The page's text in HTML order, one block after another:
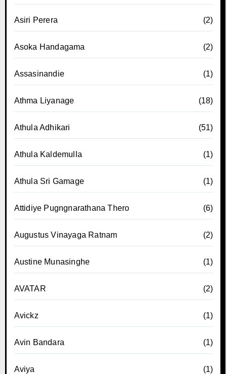
Asiri Perera (2)
Asoka Handagama (2)
Assasinandie (1)
Athma Liyanage (18)
Athula Adhikari (51)
Athula Kaldemulla (1)
Athula Sri Gamage (1)
Attidiye Pugngnarathana Thero (6)
Augustus Vinayaga Ratnam (2)
Austine Munasinghe (1)
AVATAR (2)
Avickz (1)
Avin Bandara (1)
Aviya (1)